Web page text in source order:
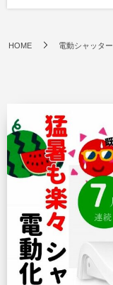
HOME 電動シャッター